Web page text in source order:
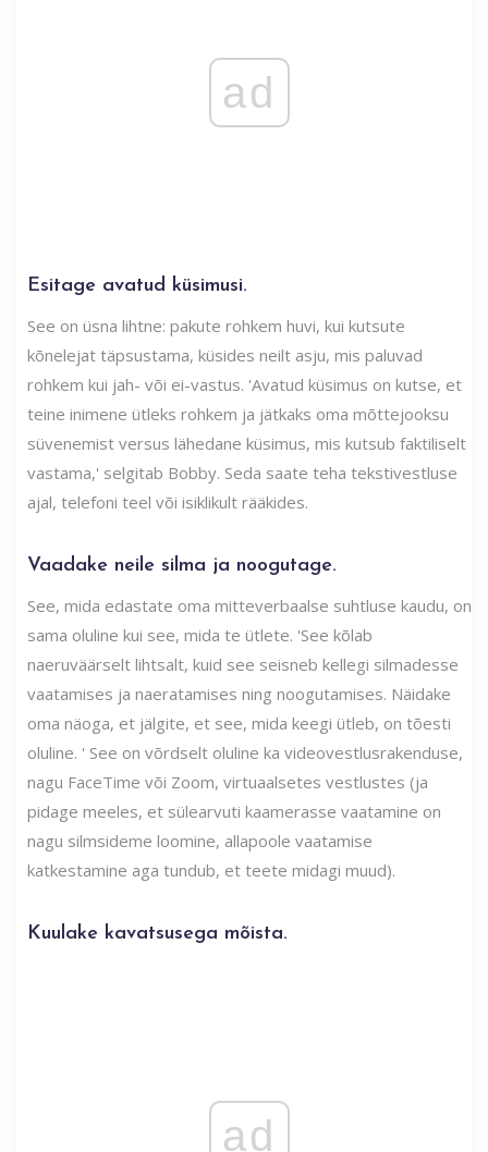
ad
Esitage avatud küsimusi.
See on üsna lihtne: pakute rohkem huvi, kui kutsute
kõnelejat täpsustama, küsides neilt asju, mis paluvad
rohkem kui jah- või ei-vastus. 'Avatud küsimus on kutse, et
teine ​​inimene ütleks rohkem ja jätkaks oma mõttejooksu
süvenemist versus lähedane küsimus, mis kutsub faktiliselt
vastama,' selgitab Bobby. Seda saate teha tekstivestluse
ajal, telefoni teel või isiklikult rääkides.
Vaadake neile silma ja noogutage.
See, mida edastate oma mitteverbaalse suhtluse kaudu, on
sama oluline kui see, mida te ütlete. 'See kõlab
naeruväärselt lihtsalt, kuid see seisneb kellegi silmadesse
vaatamises ja naeratamises ning noogutamises. Näidake
oma näoga, et jälgite, et see, mida keegi ütleb, on tõesti
oluline. ' See on võrdselt oluline ka videovestlusrakenduse,
nagu FaceTime või Zoom, virtuaalsetes vestlustes (ja
pidage meeles, et sülearvuti kaamerasse vaatamine on
nagu silmsideme loomine, allapoole vaatamise
katkestamine aga tundub, et teete midagi muud).
Kuulake kavatsusega mõista.
ad